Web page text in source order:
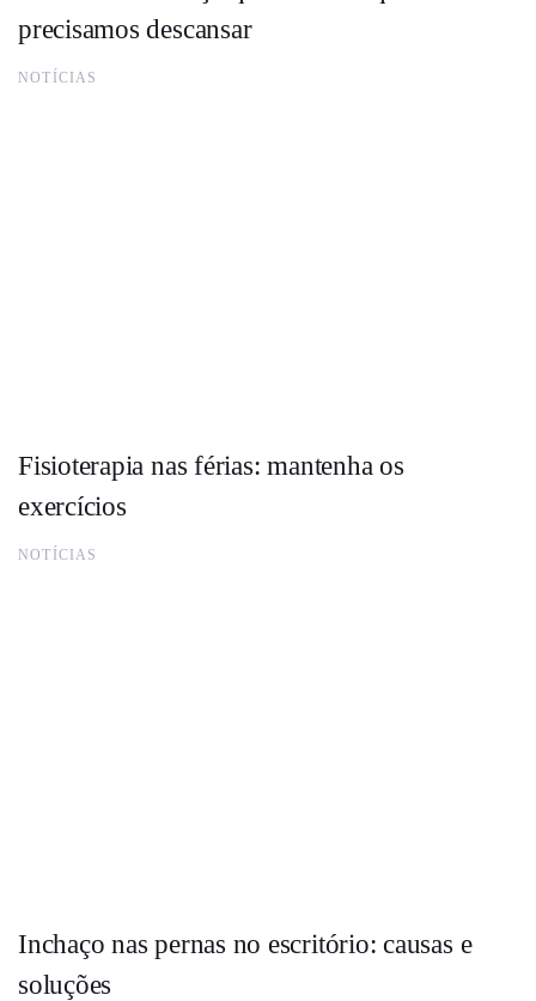
precisamos descansar
NOTÍCIAS
Fisioterapia nas férias: mantenha os
exercícios
NOTÍCIAS
Inchaço nas pernas no escritório: causas e
soluções